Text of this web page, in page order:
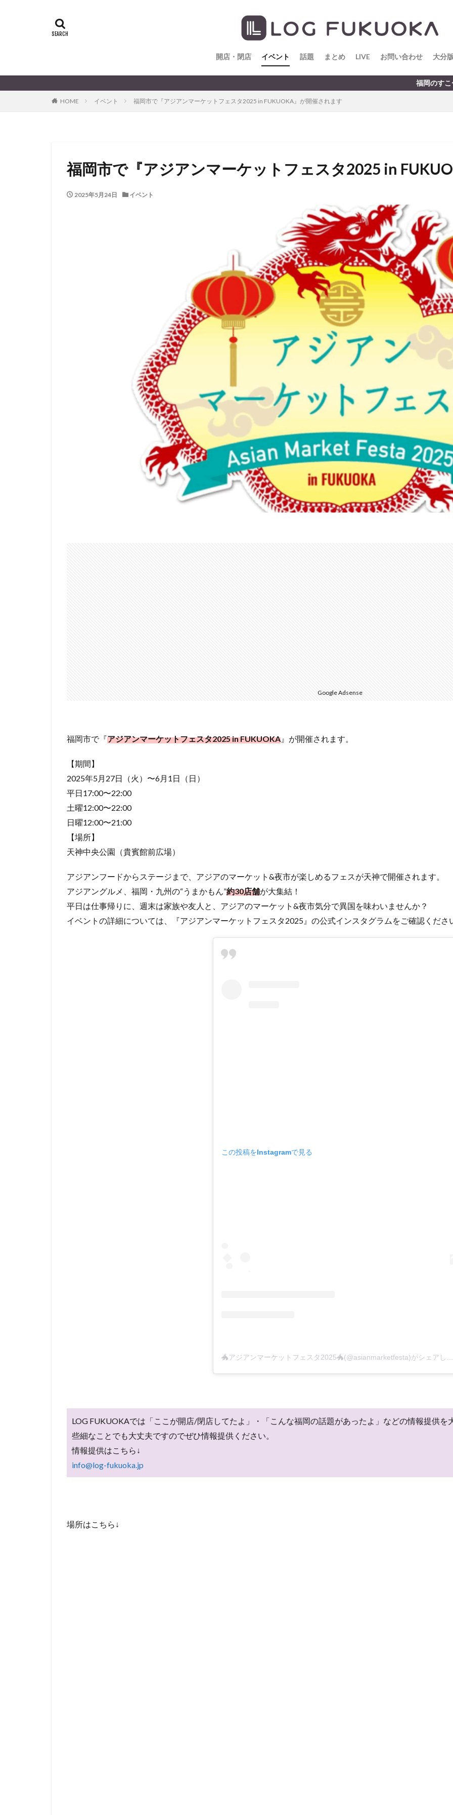
開店・閉店 イベント 話題 まとめ LIVE お問い合わせ 大分
福岡のすこ〜し気にな
HOME イベント 福岡市で『アジアンマーケットフェスタ2025 in FUKUOKA』が開催されます
福岡市で『アジアンマーケットフェスタ2025 in
2025年5月24日 イベント
Google Adsense
福岡市で『アジアンマーケットフェスタ2025 in FUKUOKA 』が開催されます。
【期間】
2025年5月27日（火）〜6月1日（日）
平日17:00〜22:00
土曜12:00〜22:00
日曜12:00〜21:00
【場所】
天神中央公園（貴賓館前広場）
アジアンフードからステージまで、アジアのマーケット&夜市が楽しめるフェスが天神で開催されます。
アジアングルメ、福岡・九州の“うまかもん”約30店舗が大集結！
平日は仕事帰りに、週末は家族や友人と、アジアのマーケット&夜市気分で異国を味わいませんか？
イベントの詳細については、『アジアンマーケットフェスタ2025』の公式インスタグラムをご確認くださ
この投稿をInstagramで見る
🐲アジアンマーケットフェスタ2025🐲(@asianmarketfesta)がシェアした投稿
LOG FUKUOKAでは「ここが開店/閉店してたよ」・「こんな福岡の話題があったよ」などの情報提供を
些細なことでも大丈夫ですのでぜひ情報提供ください。
情報提供はこちら↓
info@log-fukuoka.jp
場所はこちら↓